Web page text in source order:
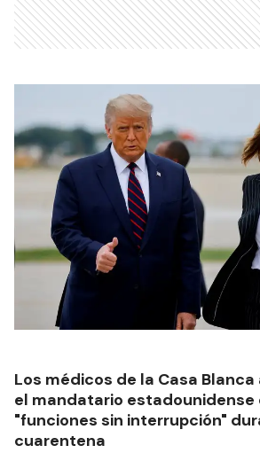
Los médicos de la Casa
el mandatario estadounidense
"funciones sin interrupción"
cuarentena